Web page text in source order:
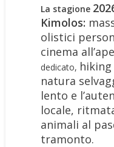
La stagione
Kimolos:
olistici
cinema
dedicato,
natura
lento e
locale,
animali al
tramonto.